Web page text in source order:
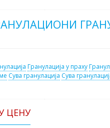
Гранулација у праху
Сува гранулација Сува
ЦЕНУ